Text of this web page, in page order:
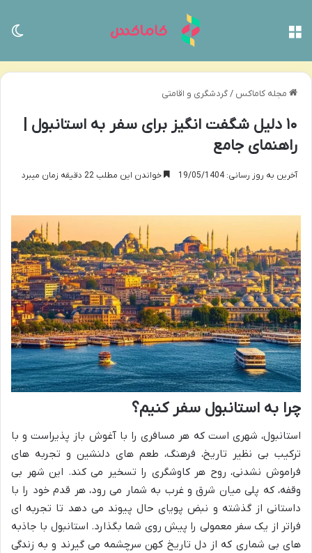
مجله کاماکس /گردشگری و اقامتی
۱۰ دلیل شگفت انگیز برای سفر به استانبول |
راهنمای جامع
آخرین به روز رسانی: 19/05/1404 خواندن این مطلب 22 دقیقه زمان میبرد
چرا به استانبول سفر کنیم؟
استانبول، شهری است که هر مسافری را با آغوش باز پذیراست و با
ترکیب بی نظیر تاریخ، فرهنگ، طعم های دلنشین و تجربه های
فراموش نشدنی، روح هر کاوشگری را تسخیر می کند. این شهر بی
وقفه، که پلی میان شرق و غرب به شمار می رود، هر قدم خود را با
داستانی از گذشته و نبض پویای حال پیوند می دهد تا تجربه ای
فراتر از یک سفر معمولی را پیش روی شما بگذارد. استانبول با جاذبه
های بی شماری که از دل تاریخ کهن سرچشمه می گیرند و به زندگی